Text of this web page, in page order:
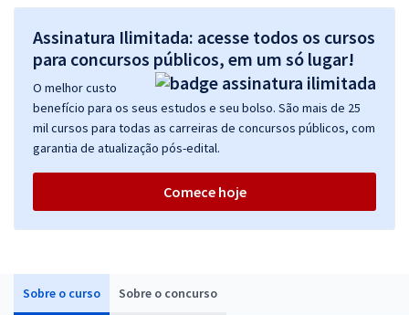
Sobre o curso Sobre o concurso
Assinatura Ilimitada: acesse todos os cursos
para concursos públicos, em um só lugar!
O melhor custo
benefício para os seus estudos e seu bolso. São mais de 25
mil cursos para todas as carreiras de concursos públicos, com
garantia de atualização pós-edital.
Comece hoje